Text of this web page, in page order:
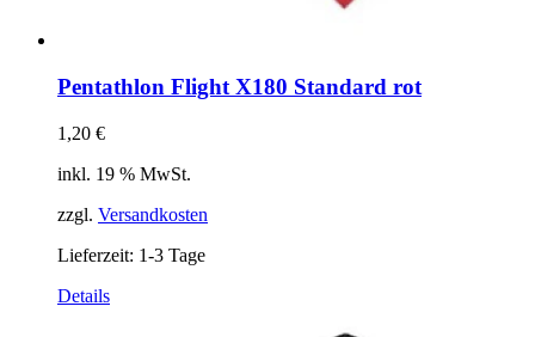
Pentathlon Flight X180 Standard rot
1,20 €
inkl. 19 % MwSt.
zzgl. Versandkosten
Lieferzeit: 1-3 Tage
Details